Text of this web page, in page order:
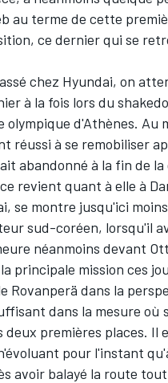
au terme de cette
ce dernier qui se
chez Hyundai, on
à la fois lors du
olympique d'Athènes.
réussi à se remobiliser
abandonné à la fin de
revient quant à elle à
se montre jusqu'ici
sud-coréen, lorsqu'il
néanmoins devant
principale mission ces
Rovanperä dans la
dans la mesure où
deux premières places. Il
pour l'instant
avoir balayé la route